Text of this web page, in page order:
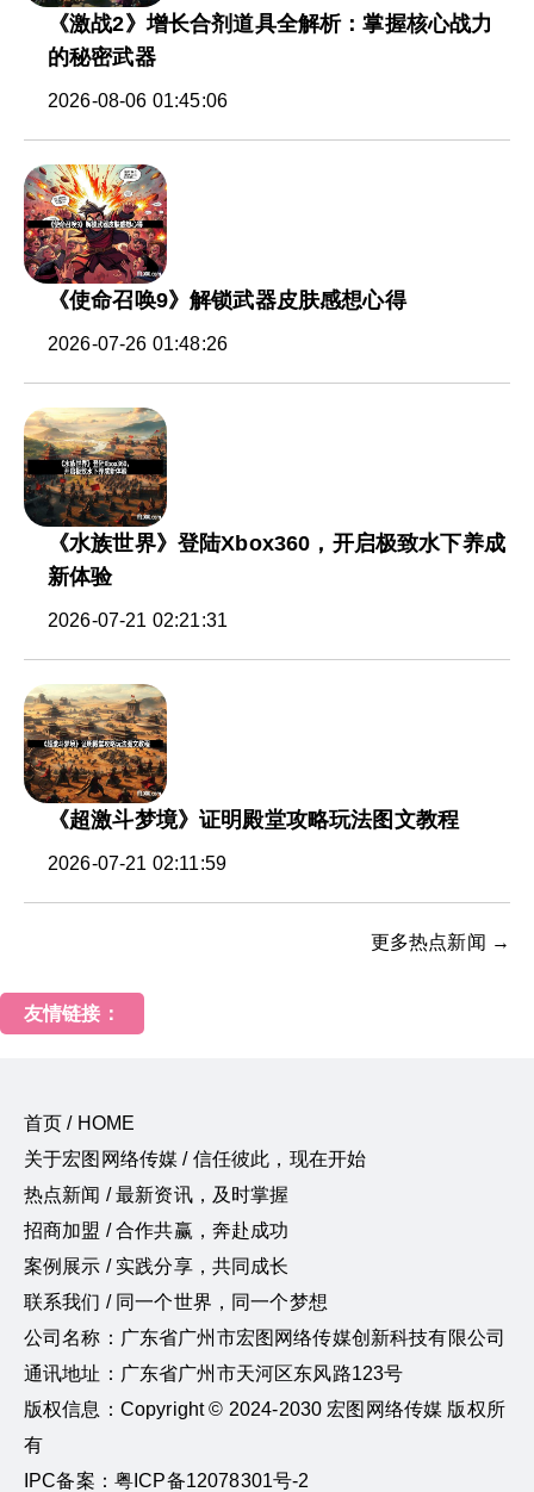
《激战2》增长合剂道具全解析：掌握核心战力
的秘密武器
2026-08-06 01:45:06
《使命召唤9》解锁武器皮肤感想心得
2026-07-26 01:48:26
《水族世界》登陆Xbox360，开启极致水下养成
新体验
2026-07-21 02:21:31
《超激斗梦境》证明殿堂攻略玩法图文教程
2026-07-21 02:11:59
更多热点新闻 →
友情链接：
首页 / HOME
关于宏图网络传媒 / 信任彼此，现在开始
热点新闻 / 最新资讯，及时掌握
招商加盟 / 合作共赢，奔赴成功
案例展示 / 实践分享，共同成长
联系我们 / 同一个世界，同一个梦想
公司名称：广东省广州市宏图网络传媒创新科技有限公司
通讯地址：广东省广州市天河区东风路123号
版权信息：Copyright © 2024-2030 宏图网络传媒 版权所
有
IPC备案：粤ICP备12078301号-2